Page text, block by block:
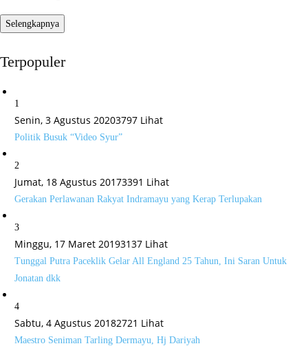
Selengkapnya
Terpopuler
1
Senin, 3 Agustus 20203797 Lihat
Politik Busuk “Video Syur”
2
Jumat, 18 Agustus 20173391 Lihat
Gerakan Perlawanan Rakyat Indramayu yang Kerap Terlupakan
3
Minggu, 17 Maret 20193137 Lihat
Tunggal Putra Paceklik Gelar All England 25 Tahun, Ini Saran Untuk
Jonatan dkk
4
Sabtu, 4 Agustus 20182721 Lihat
Maestro Seniman Tarling Dermayu, Hj Dariyah